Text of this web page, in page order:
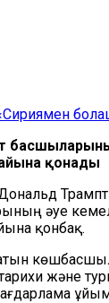
қонады
әуе
қонбақ.
және